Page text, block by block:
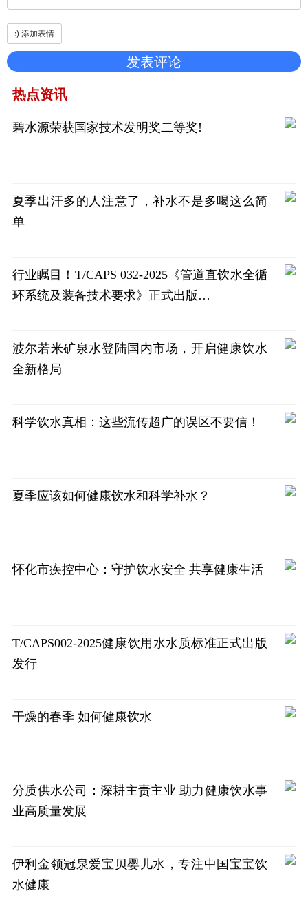
热点资讯
碧水源荣获国家技术发明奖二等奖!
夏季出汗多的人注意了，补水不是多喝这么简
单
行业瞩目！T/CAPS 032-2025《管道直饮水全循
环系统及装备技术要求》正式出版…
波尔若米矿泉水登陆国内市场，开启健康饮水
全新格局
科学饮水真相：这些流传超广的误区不要信！
夏季应该如何健康饮水和科学补水？
怀化市疾控中心：守护饮水安全 共享健康生活
T/CAPS002-2025健康饮用水水质标准正式出版
发行
干燥的春季 如何健康饮水
分质供水公司：深耕主责主业 助力健康饮水事
业高质量发展
伊利金领冠泉爱宝贝婴儿水，专注中国宝宝饮
水健康